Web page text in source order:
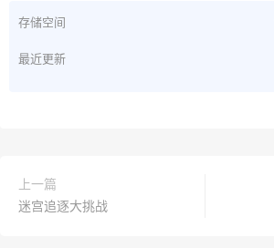
存储空间
最近更新
上一篇
迷宫追逐大挑战